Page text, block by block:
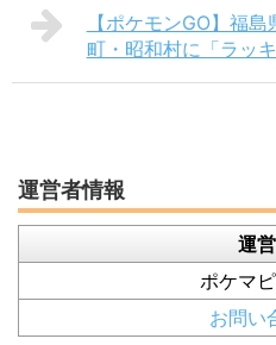
【ポケモンGO】福
町・昭和村に「ラッ
運営者情報
運
ポケマ
お問い